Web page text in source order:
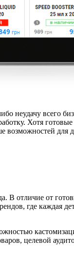
неудачу всего
Хотя
возможностей
В отличие от
где каждая
целевой